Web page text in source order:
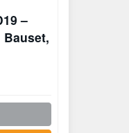
–
Bauset,
mit 2